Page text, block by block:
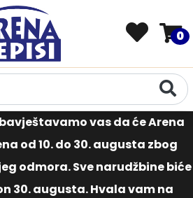
0
vas da će Arena
od 10. do 30. augusta zbog
odmora. Sve narudžbine biće
30. augusta. Hvala vam na